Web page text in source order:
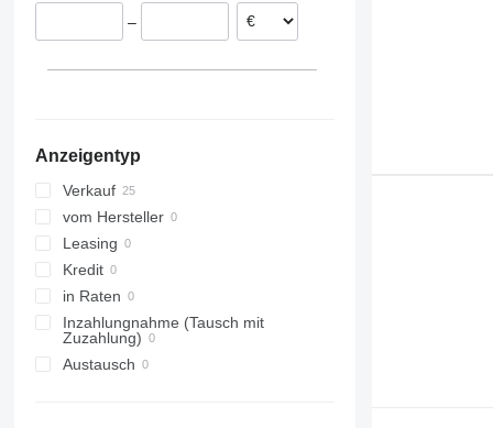
324
325
326
330
336
345
349
365
735
L150
L330
L350
Italien
–
Anzeigentyp
Verkauf
vom Hersteller
Leasing
Kredit
in Raten
Inzahlungnahme (Tausch mit
Zuzahlung)
Austausch